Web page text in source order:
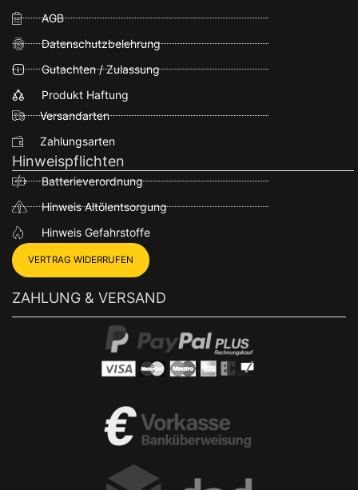
AGB
Datenschutzbelehrung
Gutachten / Zulassung
Produkt Haftung
Versandarten
Zahlungsarten
Hinweispflichten
Batterieverordnung
Hinweis Altölentsorgung
Hinweis Gefahrstoffe
VERTRAG WIDERRUFEN
ZAHLUNG & VERSAND